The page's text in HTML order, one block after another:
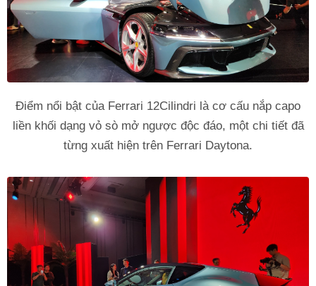
Điểm nổi bật của Ferrari 12Cilindri là cơ cấu nắp capo
liền khối dạng vỏ sò mở ngược độc đáo, một chi tiết đã
từng xuất hiện trên Ferrari Daytona.